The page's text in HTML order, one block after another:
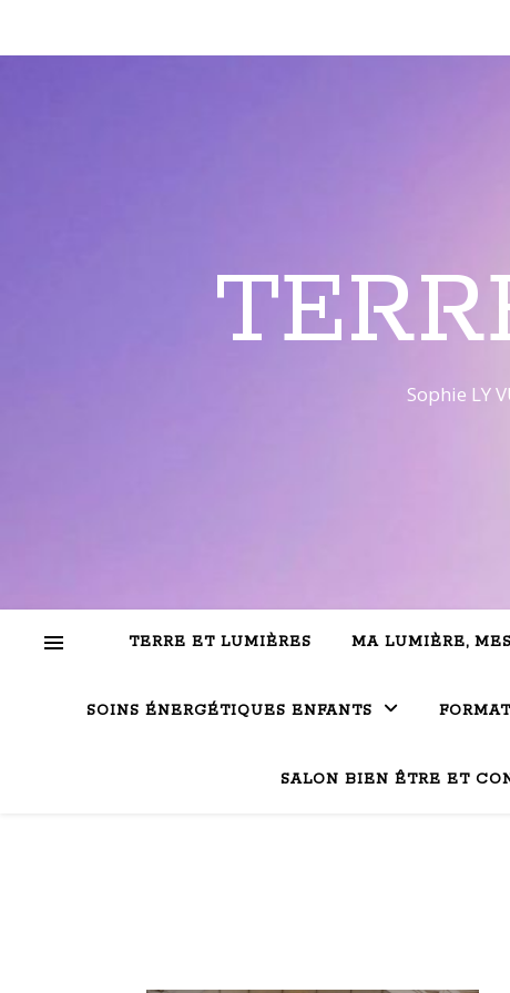
Sophie LY
TERRE ET LUMIÈRES MA LUMIÈRE,
SOINS ÉNERGÉTIQUES ENFANTS
SALON BIEN ÊTRE ET